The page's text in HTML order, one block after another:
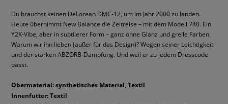
Du brauchst keinen DeLorean DMC-12, um im Jahr 2000 zu landen.
Heute übernimmt New Balance die Zeitreise – mit dem Modell 740. Ein
Y2K-Vibe, aber in subtilerer Form – ganz ohne Glanz und grelle Farben.
Warum wir ihn lieben (außer für das Design)? Wegen seiner Leichtigkeit
und der starken ABZORB-Dämpfung. Und weil er zu jedem Dresscode
passt.
Obermaterial: synthetisches Material, Textil
Innenfutter: Textil